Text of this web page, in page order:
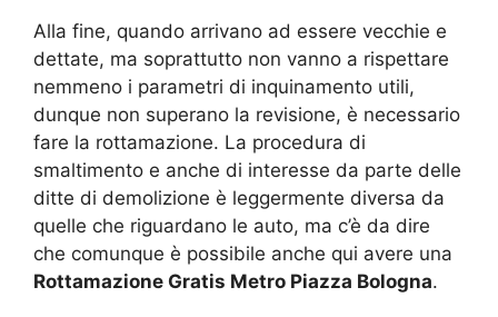
Alla fine, quando arrivano ad essere vecchie e
dettate, ma soprattutto non vanno a rispettare
nemmeno i parametri di inquinamento utili,
dunque non superano la revisione, è necessario
fare la rottamazione. La procedura di
smaltimento e anche di interesse da parte delle
ditte di demolizione è leggermente diversa da
quelle che riguardano le auto, ma c’è da dire
che comunque è possibile anche qui avere una
Rottamazione Gratis Metro Piazza Bologna.